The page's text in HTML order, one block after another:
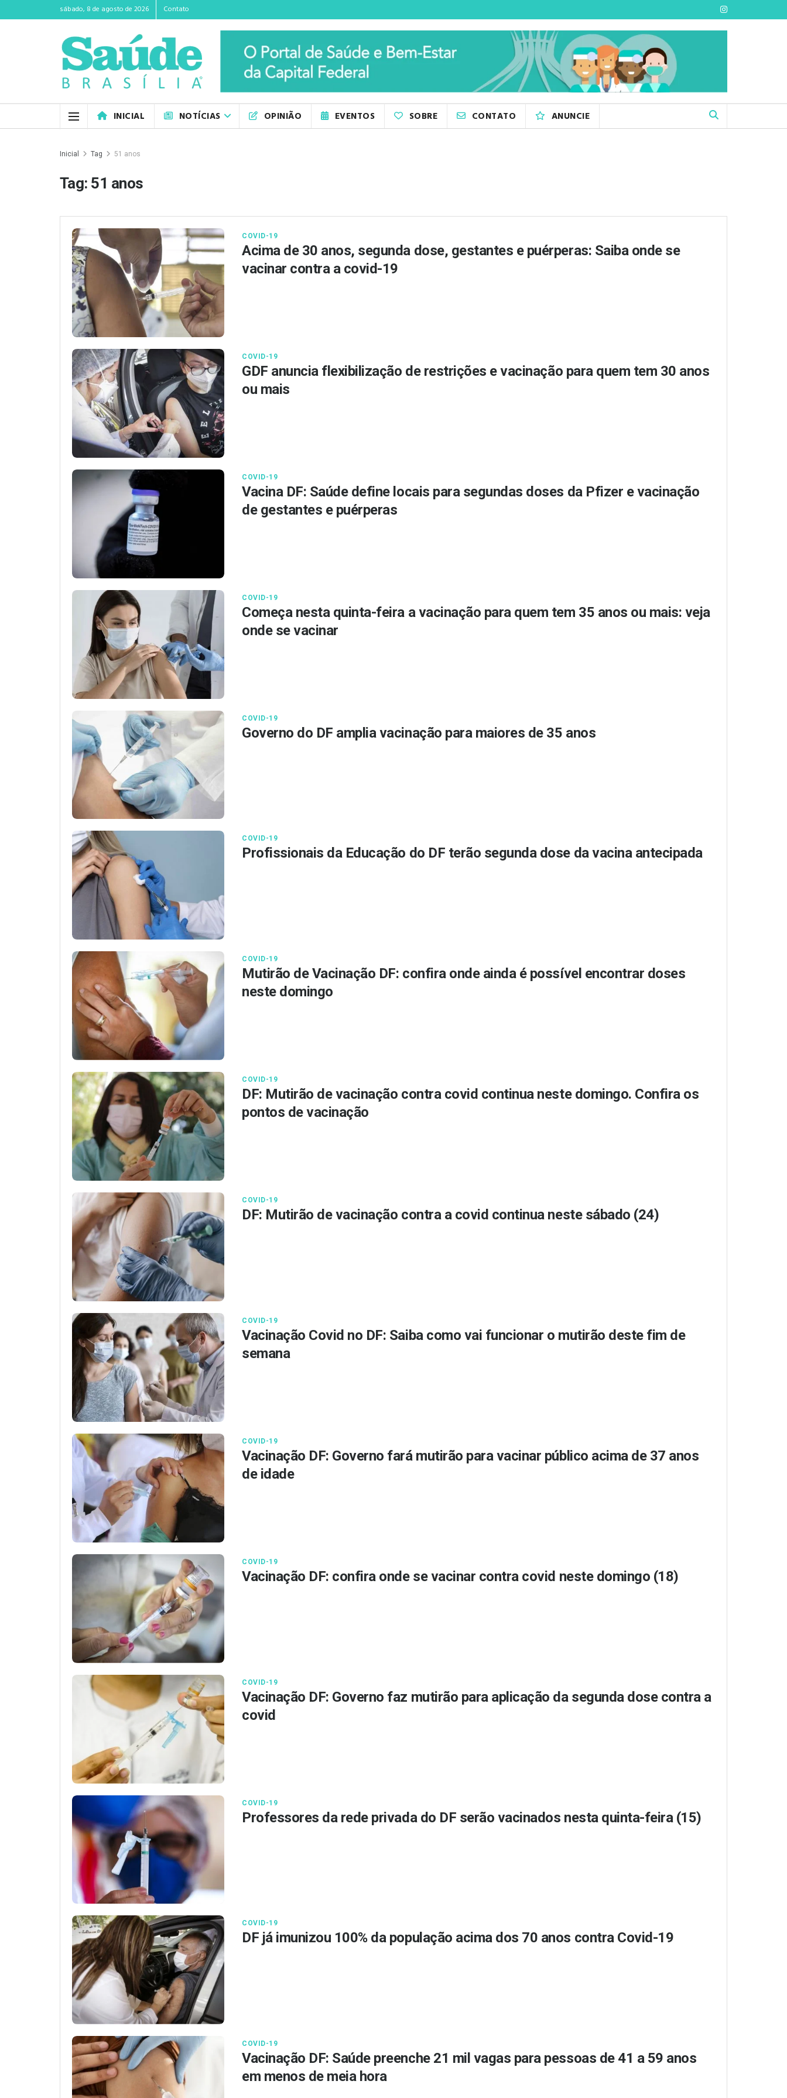
sábado, 8 de agosto de 2026 Contato
INICIAL NOTÍCIAS OPINIÃO EVENTOS SOBRE CONTATO ANUNCIE
Inicial Tag 51 anos
Tag: 51 anos
COVID-19
Acima de 30 anos, segunda dose, gestantes e puérperas: Saiba onde se
vacinar contra a covid-19
COVID-19
GDF anuncia flexibilização de restrições e vacinação para quem tem 30 anos
ou mais
COVID-19
Vacina DF: Saúde define locais para segundas doses da Pfizer e vacinação
de gestantes e puérperas
COVID-19
Começa nesta quinta-feira a vacinação para quem tem 35 anos ou mais: veja
onde se vacinar
COVID-19
Governo do DF amplia vacinação para maiores de 35 anos
COVID-19
Profissionais da Educação do DF terão segunda dose da vacina antecipada
COVID-19
Mutirão de Vacinação DF: confira onde ainda é possível encontrar doses
neste domingo
COVID-19
DF: Mutirão de vacinação contra covid continua neste domingo. Confira os
pontos de vacinação
COVID-19
DF: Mutirão de vacinação contra a covid continua neste sábado (24)
COVID-19
Vacinação Covid no DF: Saiba como vai funcionar o mutirão deste fim de
semana
COVID-19
Vacinação DF: Governo fará mutirão para vacinar público acima de 37 anos
de idade
COVID-19
Vacinação DF: confira onde se vacinar contra covid neste domingo (18)
COVID-19
Vacinação DF: Governo faz mutirão para aplicação da segunda dose contra a
covid
COVID-19
Professores da rede privada do DF serão vacinados nesta quinta-feira (15)
COVID-19
DF já imunizou 100% da população acima dos 70 anos contra Covid-19
COVID-19
Vacinação DF: Saúde preenche 21 mil vagas para pessoas de 41 a 59 anos
em menos de meia hora